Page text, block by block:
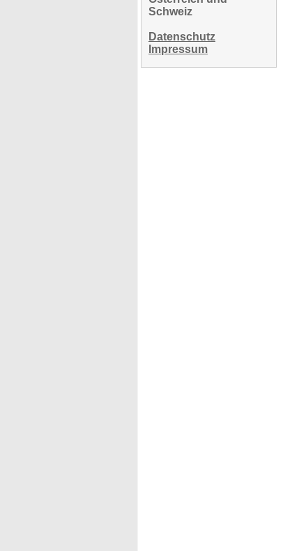
Schweiz
Datenschutz
Impressum